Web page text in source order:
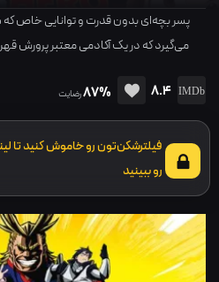
پسر بچه‌ای بدون قدرت و توانایی خاص
می‌گیرد که در یک آکادمی معتبر پرورش
8.4
87%رضایت
فیلترشکن‌تون رو خاموش کنید تا
رو ببینید